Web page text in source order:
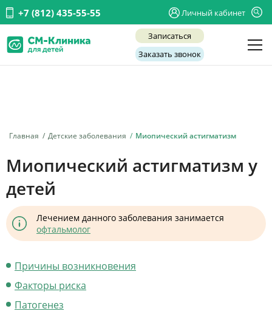
+7 (812) 435-55-55 Личный кабинет
Записаться
Заказать звонок
Главная Детские заболевания Миопический астигматизм
Миопический астигматизм у
детей
Лечением данного заболевания занимается
офтальмолог
Причины возникновения
Факторы риска
Патогенез
Услуги
Заболевания
О нас
Акции
Цены